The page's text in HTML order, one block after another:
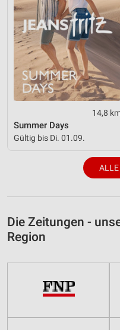
14,8
Summer Days
Gültig bis Di. 01.09.
ALLE
Die Zeitungen -
Region